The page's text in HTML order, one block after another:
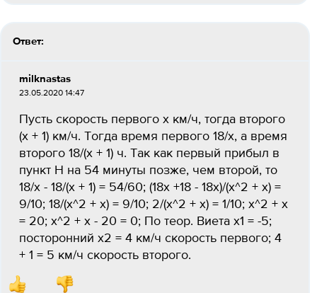
Ответ:
milknastas
23.05.2020 14:47
Пусть скорость первого х км/ч, тогда второго
(х + 1) км/ч. Тогда время первого 18/х, а время
второго 18/(х + 1) ч. Так как первый прибыл в
пункт Н на 54 минуты позже, чем второй, то
18/х - 18/(х + 1) = 54/60; (18х +18 - 18х)/(х^2 + х) =
9/10; 18/(х^2 + х) = 9/10; 2/(х^2 + х) = 1/10; х^2 + х
= 20; х^2 + х - 20 = 0; По теор. Виета х1 = -5;
посторонний х2 = 4 км/ч скорость первого; 4
+ 1 = 5 км/ч скорость второго.